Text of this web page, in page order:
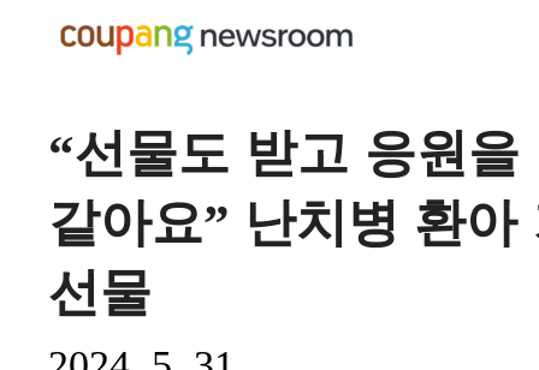
“선물도 받고 응원
같아요” 난치병 환
선물